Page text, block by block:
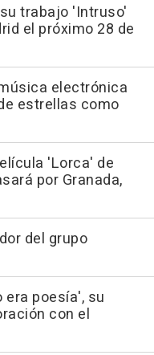
trabajo 'Intruso'
el próximo 28 de
electrónica
estrellas como
'Lorca' de
por Granada,
del grupo
era poesía', su
con el